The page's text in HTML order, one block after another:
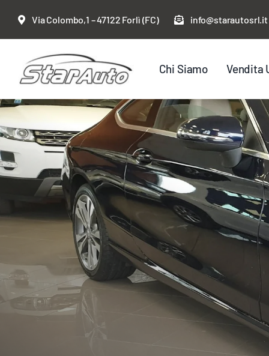
Via Colombo,1 – 47122 Forlì (FC) info@starautosrl.it
Chi Siamo Vendita